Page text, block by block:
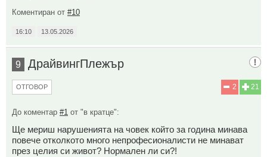
Коментиран от #10
16:10 13.05.2026
9 ДрайвингПлежър
21
2
ОТГОВОР
До коментар #1 от "в кратце":
Ще мериш нарушенията на човек който за година минава
повече отколкото много непрофесионалисти не минават
през целия си живот? Нормален ли си?!